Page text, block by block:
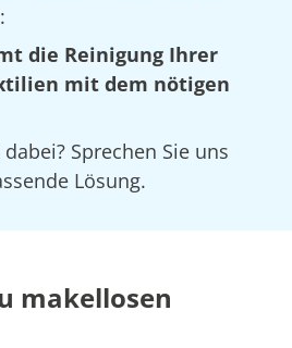
die Reinigung Ihrer
mit dem nötigen
Sprechen Sie uns
Lösung.
makellosen